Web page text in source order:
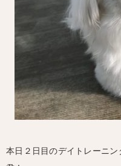
本日２日目のデイトレーニ